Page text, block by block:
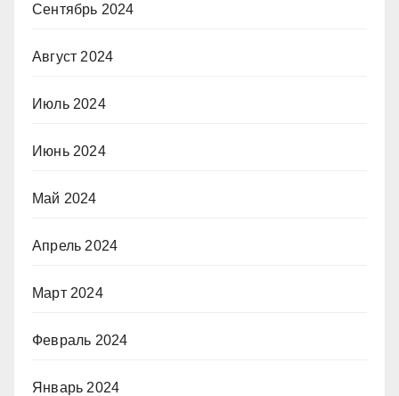
Сентябрь 2024
Август 2024
Июль 2024
Июнь 2024
Май 2024
Апрель 2024
Март 2024
Февраль 2024
Январь 2024